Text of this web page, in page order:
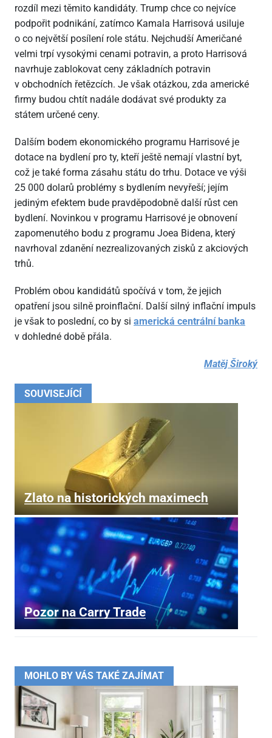
SOUVISEJÍCÍ
Zlato na historických maximech
Pozor na Carry Trade
rozdíl mezi těmito kandidáty. Trump chce co nejvíce
podpořit podnikání, zatímco Kamala Harrisová usiluje
o co největší posílení role státu. Nejchudší Američané
velmi trpí vysokými cenami potravin, a proto Harrisová
navrhuje zablokovat ceny základních potravin
v obchodních řetězcích. Je však otázkou, zda americké
firmy budou chtít nadále dodávat své produkty za
státem určené ceny.
Dalším bodem ekonomického programu Harrisové je
dotace na bydlení pro ty, kteří ještě nemají vlastní byt,
což je také forma zásahu státu do trhu. Dotace ve výši
25 000 dolarů problémy s bydlením nevyřeší; jejím
jediným efektem bude pravděpodobně další růst cen
bydlení. Novinkou v programu Harrisové je obnovení
zapomenutého bodu z programu Joea Bidena, který
navrhoval zdanění nezrealizovaných zisků z akciových
trhů.
Problém obou kandidátů spočívá v tom, že jejich
opatření jsou silně proinflační. Další silný inflační impuls
je však to poslední, co by si americká centrální banka
v dohledné době přála.
Matěj Široký
MOHLO BY VÁS TAKÉ ZAJÍMAT